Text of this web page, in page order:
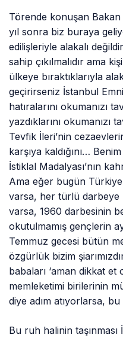
Törende konuşan
yıl sonra biz buraya
edilişleriyle alakalı
sahip çıkılmalıdır ama
ülkeye bıraktıklarıyla
geçirirseniz İstanbul
hatıralarını okumanızı
yazdıklarını okumanızı
Tevfik İleri’nin
karşıya kaldığını…
İstiklal Madalyası’nın
Ama eğer bugün
varsa, her türlü darbeye
varsa, 1960 darbesinin
okutulmamış gençlerin
Temmuz gecesi bütün
özgürlük bizim
babaları ‘aman dikkat et
memleketimi birilerinin
diye adım atıyorlarsa,
Bu ruh halinin taşınması